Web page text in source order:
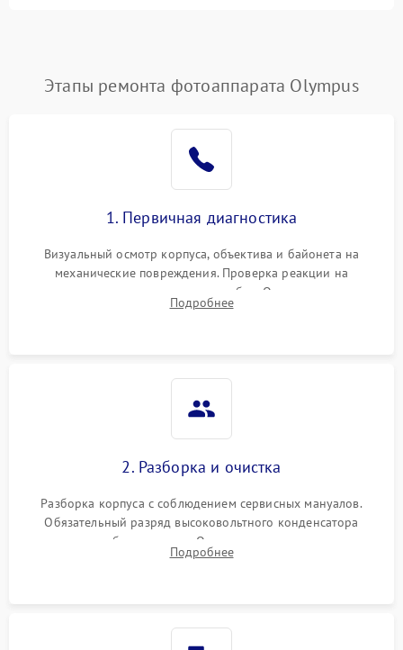
Этапы ремонта фотоаппарата Olympus
1. Первичная диагностика
Визуальный осмотр корпуса, объектива и байонета на
механические повреждения. Проверка реакции на
включение, считывание кодов ошибок. Оценка состояния
матрицы и затвора, проверка работы автофокуса и вспышки.
Подробнее
2. Разборка и очистка
Разборка корпуса с соблюдением сервисных мануалов.
Обязательный разряд высоковольтного конденсатора
вспышки для безопасности. Очистка внутренних узлов от
пыли, песка и следов влаги с помощью спецсредств.
Подробнее